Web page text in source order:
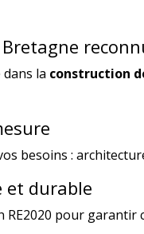
la construction
besoins :
et durable
pour garantir